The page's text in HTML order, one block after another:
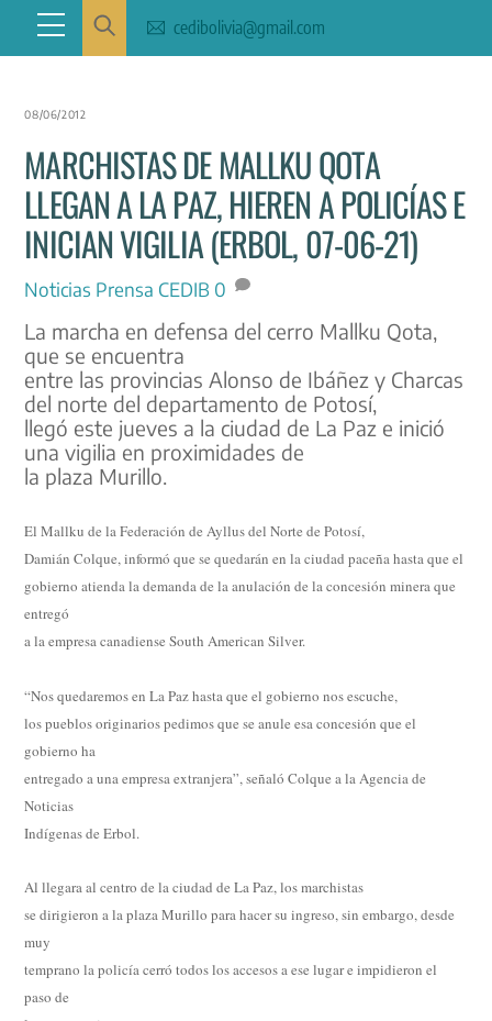
content
Menu cedibolivia@gmail.com
08/06/2012
MARCHISTAS DE MALLKU QOTA
LLEGAN A LA PAZ, HIEREN A POLICÍAS E
INICIAN VIGILIA (ERBOL, 07-06-21)
Noticias Prensa CEDIB 0
La marcha en defensa del cerro Mallku Qota,
que se encuentra
entre las provincias Alonso de Ibáñez y Charcas
del norte del departamento de Potosí,
llegó este jueves a la ciudad de La Paz e inició
una vigilia en proximidades de
la plaza Murillo.
El Mallku de la Federación de Ayllus del Norte de Potosí,
Damián Colque, informó que se quedarán en la ciudad paceña hasta que el
gobierno atienda la demanda de la anulación de la concesión minera que
entregó
a la empresa canadiense South American Silver.
“Nos quedaremos en La Paz hasta que el gobierno nos escuche,
los pueblos originarios pedimos que se anule esa concesión que el
gobierno ha
entregado a una empresa extranjera”, señaló Colque a la Agencia de
Noticias
Indígenas de Erbol.
Al llegara al centro de la ciudad de La Paz, los marchistas
se dirigieron a la plaza Murillo para hacer su ingreso, sin embargo, desde
muy
temprano la policía cerró todos los accesos a ese lugar e impidieron el
paso de